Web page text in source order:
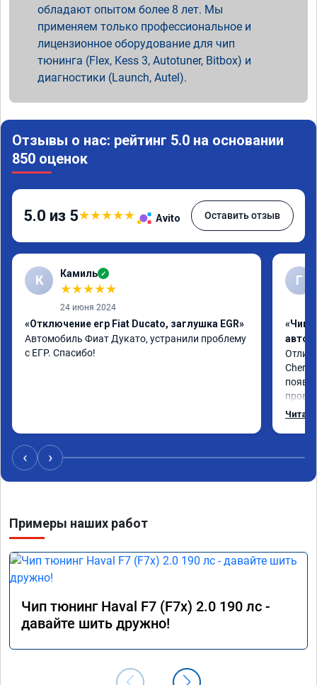
обладают опытом более 8 лет. Мы
применяем только профессиональное и
лицензионное оборудование для чип
тюнинга (Flex, Kess 3, Autotuner, Bitbox) и
диагностики (Launch, Autel).
Отзывы о нас: рейтинг 5.0 на основании
850 оценок
5.0 из 5★★★★★ Avito Оставить отзыв
К Камиль ✓
★★★★★
24 июня 2024
«Отключение егр Fiat Ducato, заглушка EGR»
Автомобиль Фиат Дукато, устранили проблему
с ЕГР. Спасибо!
Г
«Чип
Chery
‹ ›
Примеры наших работ
Чип тюнинг Haval F7 (F7x) 2.0 190 лс -
давайте шить дружно!